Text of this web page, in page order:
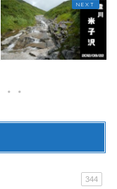
344